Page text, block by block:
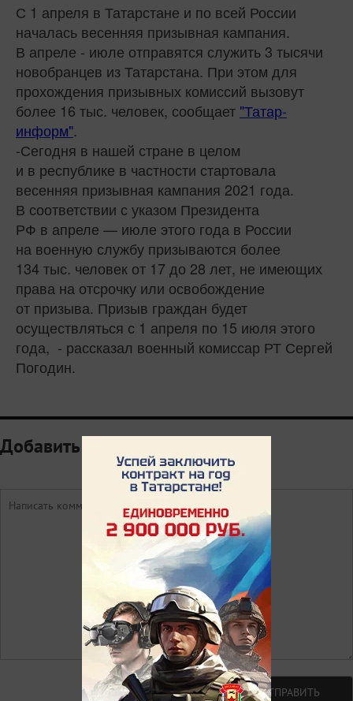
С 1 апреля в Татарстане и по всей России
началась весенняя призывная кампания.
В апреле - июле отправятся служить 3 тысячи
новобранцев из Татарстана. При этом для
прохождения призывных комиссий вызовут
более 16 тыс. человек, сообщает "Татар-
информ".
-Сегодня в нашей стране в целом
и в республике в частности стартовала
весенняя призывная кампания 2021 года.
В соответствии с указом Президента
РФ в апреле — июле этого года в России
на военную службу призываются более
134 тыс. человек от 17 до 28 лет, не имеющих
права на отсрочку или освобождение
от призыва. Призыв граждан будет
осуществляться с 1 апреля по 15 июля этого
года, - рассказал военный комиссар РТ Сергей
Погодин.
Добавить комментарий
Авторизоваться ОТПРАВИТЬ